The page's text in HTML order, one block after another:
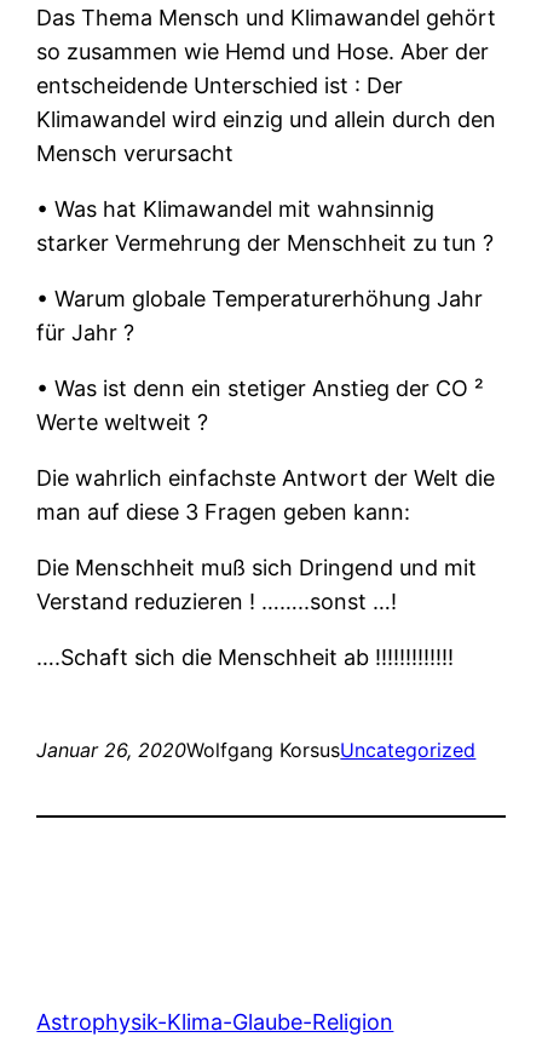
Das Thema Mensch und Klimawandel gehört
so zusammen wie Hemd und Hose. Aber der
entscheidende Unterschied ist : Der
Klimawandel wird einzig und allein durch den
Mensch verursacht
• Was hat Klimawandel mit wahnsinnig
starker Vermehrung der Menschheit zu tun ?
• Warum globale Temperaturerhöhung Jahr
für Jahr ?
• Was ist denn ein stetiger Anstieg der CO ²
Werte weltweit ?
Die wahrlich einfachste Antwort der Welt die
man auf diese 3 Fragen geben kann:
Die Menschheit muß sich Dringend und mit
Verstand reduzieren ! ……..sonst …!
….Schaft sich die Menschheit ab !!!!!!!!!!!!!
Januar 26, 2020Wolfgang KorsusUncategorized
Astrophysik-Klima-Glaube-Religion